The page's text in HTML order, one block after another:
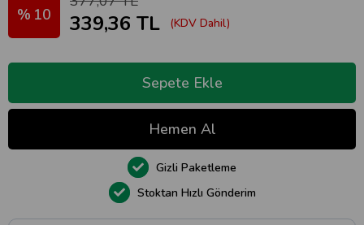
10 339,36 TL (KDV Dahil)
Stoktan Hızlı Gönderim
Gizli Paketleme